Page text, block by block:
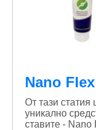
Nano Flex
От тази статия
уникално
ставите - Nano